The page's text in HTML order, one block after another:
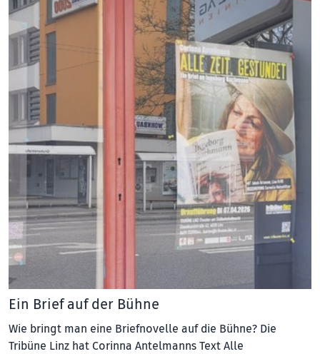
Ein Brief auf der Bühne
Wie bringt man eine Briefnovelle auf die Bühne? Die
Tribüne Linz hat Corinna Antelmanns Text Alle